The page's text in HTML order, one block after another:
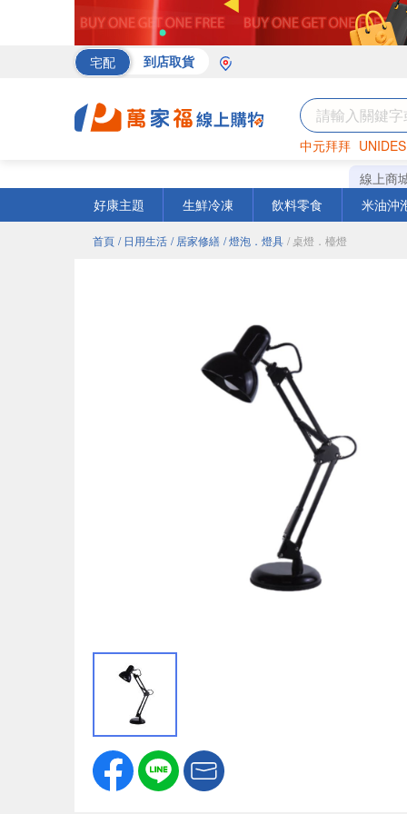
宅配 到店取貨
中元拜拜
巧克力 罐頭
線上商
好康主題
生鮮冷凍 飲料零食 米油沖
首頁 / 日用生活 / 居家修繕 / 燈泡．燈具 / 桌燈．檯燈